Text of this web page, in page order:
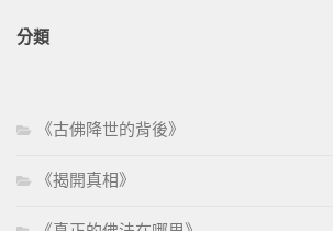
分類
《古佛降世的背後》
《揭開真相》